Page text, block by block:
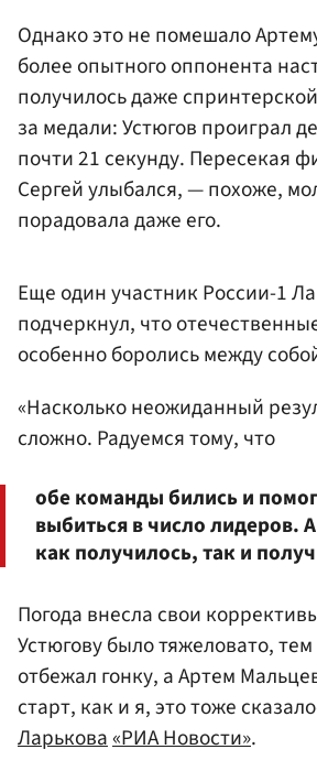
Однако это не помешало
более опытного оппонента
получилось даже
за медали: Устюгов проиграл
почти 21 секунду. Пересекая
Сергей улыбался, — похоже,
порадовала даже его.
Еще один участник России-1
подчеркнул, что
особенно боролись между
«Насколько неожиданный
сложно. Радуемся тому, что
обе команды бились и
выбиться в число лидеров.
как получилось, так и
Погода внесла свои
Устюгову было тяжеловато,
отбежал гонку, а Артем
старт, как и я, это тоже
Ларькова«РИА Новости».